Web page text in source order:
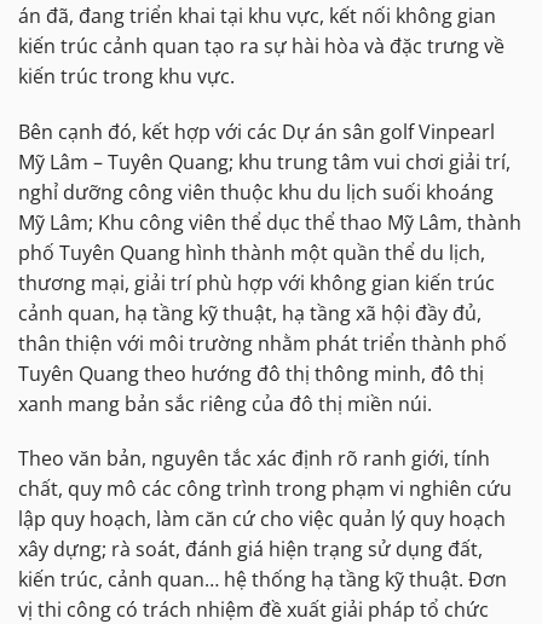
án đã, đang triển khai tại khu vực, kết nối không gian
kiến trúc cảnh quan tạo ra sự hài hòa và đặc trưng về
kiến trúc trong khu vực.
Bên cạnh đó, kết hợp với các Dự án sân golf Vinpearl
Mỹ Lâm – Tuyên Quang; khu trung tâm vui chơi giải trí,
nghỉ dưỡng công viên thuộc khu du lịch suối khoáng
Mỹ Lâm; Khu công viên thể dục thể thao Mỹ Lâm, thành
phố Tuyên Quang hình thành một quần thể du lịch,
thương mại, giải trí phù hợp với không gian kiến trúc
cảnh quan, hạ tầng kỹ thuật, hạ tầng xã hội đầy đủ,
thân thiện với môi trường nhằm phát triển thành phố
Tuyên Quang theo hướng đô thị thông minh, đô thị
xanh mang bản sắc riêng của đô thị miền núi.
Theo văn bản, nguyên tắc xác định rõ ranh giới, tính
chất, quy mô các công trình trong phạm vi nghiên cứu
lập quy hoạch, làm căn cứ cho việc quản lý quy hoạch
xây dựng; rà soát, đánh giá hiện trạng sử dụng đất,
kiến trúc, cảnh quan… hệ thống hạ tầng kỹ thuật. Đơn
vị thi công có trách nhiệm đề xuất giải pháp tổ chức